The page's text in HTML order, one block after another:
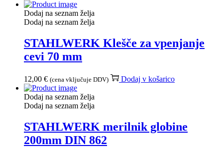
Dodaj na seznam želja
Dodaj na seznam želja
STAHLWERK Klešče za vpenjanje
cevi 70 mm
12,00 € (cena vključuje DDV) Dodaj v košarico
Dodaj na seznam želja
Dodaj na seznam želja
STAHLWERK merilnik globine
200mm DIN 862